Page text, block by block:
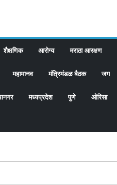
शैक्षणिक आरोग्य मराठा आरक्षण
महामानव मंत्रिमंडळ बैठक जग
मध्यप्रदेश पुणे ओरिसा